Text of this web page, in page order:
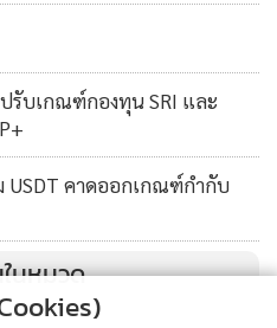
กเบี้ยที่ 1.75 เปอร์เซ็นต์
ฟ้อเริ่มชะลอลง และ เจ.พี.มอร์
ลดลงมาอยู่ที่ 3.3% ภายในสิ้นปี
นัย มาร์โค สุจริตกุล กล่าวว่า
ะส่งผลบวกอย่างยิ่งแก่ผู้ผลิต
จด้านสาธารณูปโภคใน
การหลีกเลี่ยงผลกระทบของ
รับเกณฑ์กองทุน SRI และ
USDT คาดออกเกณฑ์กำกับ
นหมวด